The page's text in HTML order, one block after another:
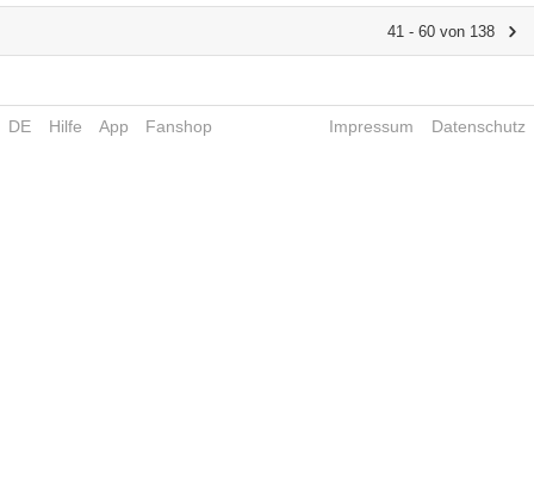
41 - 60 von 138
DE Hilfe App Fanshop Impressum Datenschutz